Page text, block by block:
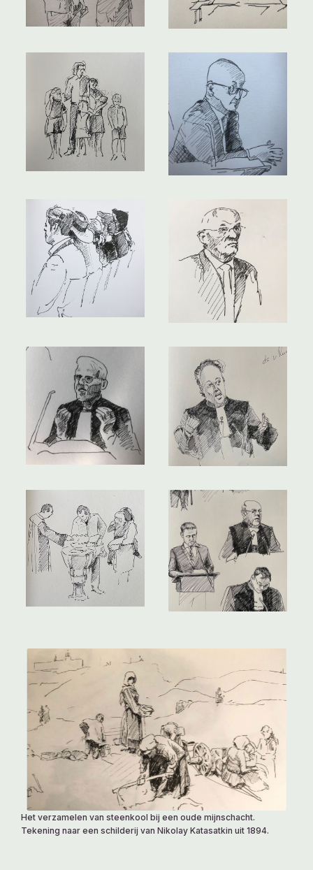
Het verzamelen van steenkool bij een oude mijnschacht.
Tekening naar een schilderij van Nikolay Katasatkin uit 1894.